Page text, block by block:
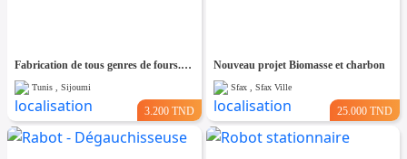
Fabrication de tous genres de fours.Garantie 5 ans
Tunis , Sijoumi
3.200 TND
Nouveau projet Biomasse et charbon
Sfax , Sfax Ville
25.000 TND